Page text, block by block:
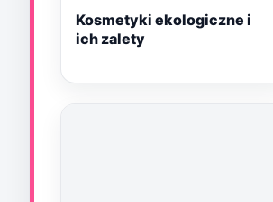
Kosmetyki ekologiczne i
ich zalety